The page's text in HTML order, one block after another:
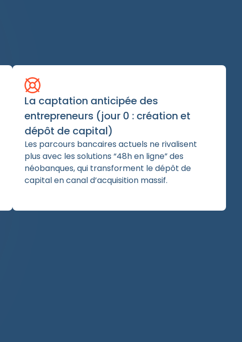
La captation anticipée des
entrepreneurs (jour 0 : création et
dépôt de capital)
Les parcours bancaires actuels ne rivalisent
plus avec les solutions “48h en ligne” des
néobanques, qui transforment le dépôt de
capital en canal d’acquisition massif.